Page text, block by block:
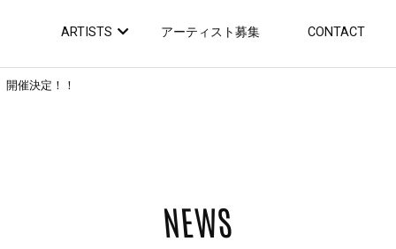
ARTISTS アーティスト募集 CONTACT
開催決定！！
NEWS